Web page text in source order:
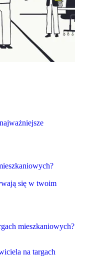
się w twoim
mieszkaniowych?
na targach